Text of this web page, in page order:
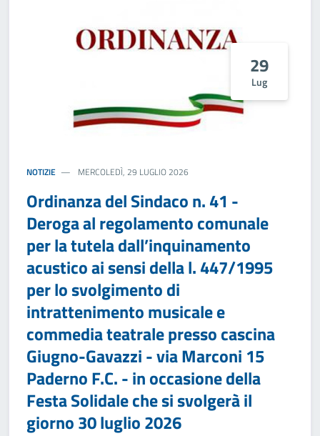
29
Lug
NOTIZIE MERCOLEDÌ, 29 LUGLIO 2026
Ordinanza del Sindaco n. 41 -
Deroga al regolamento comunale
per la tutela dall’inquinamento
acustico ai sensi della l. 447/1995
per lo svolgimento di
intrattenimento musicale e
commedia teatrale presso cascina
Giugno-Gavazzi - via Marconi 15
Paderno F.C. - in occasione della
Festa Solidale che si svolgerà il
giorno 30 luglio 2026